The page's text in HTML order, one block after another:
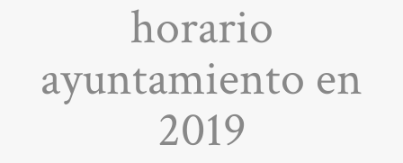
horario
ayuntamiento en
2019